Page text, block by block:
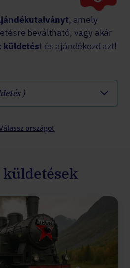
, amely
beváltható, vagy akár
küldetést és ajándékozd azt!
(12 küldetés )
országot
küldetések